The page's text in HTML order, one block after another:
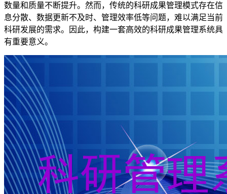
数量和质量不断提升。然而，传统的科研成果管理模式存在信
息分散、数据更新不及时、管理效率低等问题，难以满足当前
科研发展的需求。因此，构建一套高效的科研成果管理系统具
有重要意义。